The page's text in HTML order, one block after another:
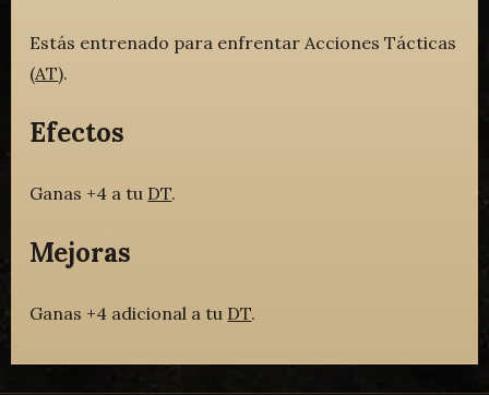
Estás entrenado para enfrentar Acciones Tácticas
(AT).
Efectos
Ganas +4 a tu DT.
Mejoras
Ganas +4 adicional a tu DT.